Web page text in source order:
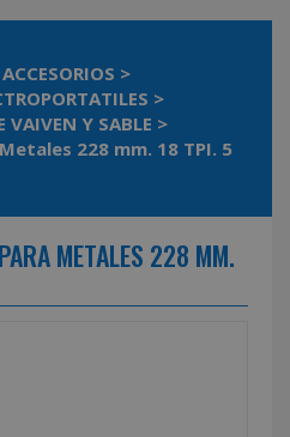
>
>
VAIVEN Y SABLE >
228 mm. 18 TPI. 5
METALES 228 MM.